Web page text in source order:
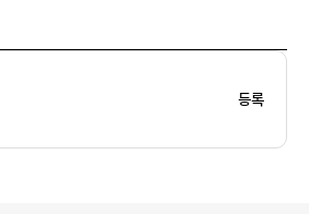
등록